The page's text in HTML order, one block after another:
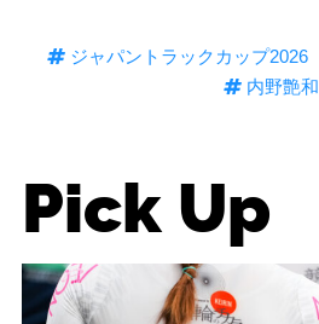
ジャパントラックカップ2026
内野艶和
Pick Up